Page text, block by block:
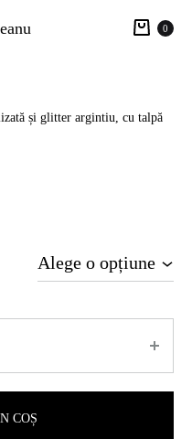
Cart
0
și glitter argintiu, cu talpă
COȘ